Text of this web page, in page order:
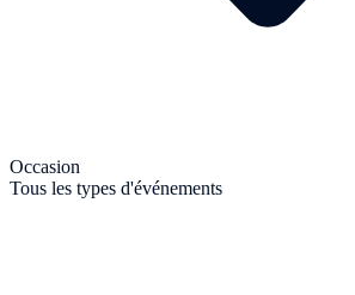
Occasion
Tous les types d'événements